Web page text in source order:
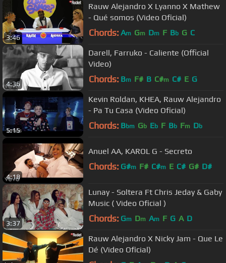
3:46
Rauw Alejandro X Lyanno X Mathew
- Qué somos (Video Oficial)
Chords: Am Gm Dm F Bb G C
4:36
Darell, Farruko - Caliente (Official
Video)
Chords: Bm F# B C#m C# E G
5:15
Kevin Roldan, KHEA, Rauw Alejandro
- Pa Tu Casa (Video Oficial)
Chords: Bbm Gb Eb F Bb Fm Db
4:18
Anuel AA, KAROL G - Secreto
Chords: G#m F# C#m E C# G# D#
3:37
Lunay - Soltera Ft Chris Jeday & Gaby
Music ( Video Oficial )
Chords: Gm Dm Am F G A D
Rauw Alejandro X Nicky Jam - Que Le
Dé (Video Oficial)